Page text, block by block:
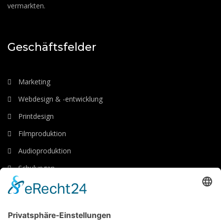
vermarkten.
Geschäftsfelder
Marketing
Webdesign & -entwicklung
Printdesign
Filmproduktion
Audioproduktion
Schulungen
Luftaufnahmen